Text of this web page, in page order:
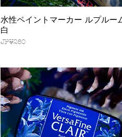
快速瀏覽
水性ペイントマーカー ルプルー
白
價格
JP¥260